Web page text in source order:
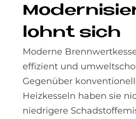
lohnt sich
Moderne
effizient und
Gegenüber
Heizkesseln haben sie
niedrigere